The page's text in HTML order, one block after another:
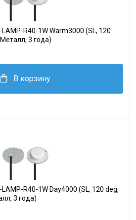
LAMP-R40-1W Warm3000 (SL, 120
3 года)
В корзину
R40-1W Day4000 (SL, 120 deg,
3 года)